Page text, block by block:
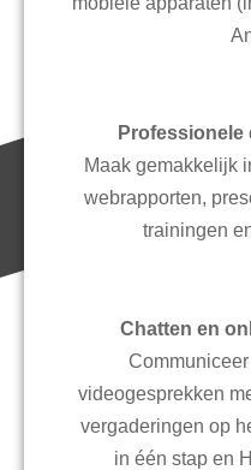
Maak gemakkelijk
webrapporten,
trainingen
Chatten en
videogesprekken
vergaderingen op
in één stap en